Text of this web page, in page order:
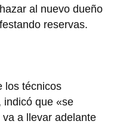
al nuevo dueño
reservas.
los técnicos
indicó que «se
a llevar adelante